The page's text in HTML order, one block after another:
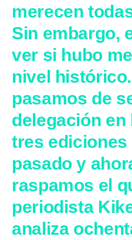
merecen
Sin embargo,
ver si hubo
nivel
pasamos de
delegación
tres ediciones
pasado y
raspamos el
periodista
analiza